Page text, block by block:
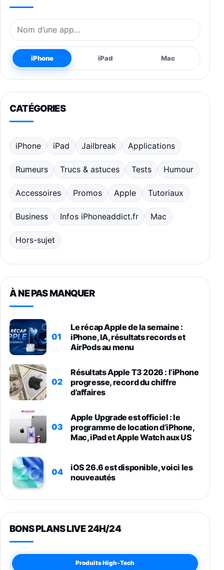
Nom de l’application
iPhone iPad Mac
CATÉGORIES
iPhone iPad Jailbreak Applications
Rumeurs Trucs & astuces Tests Humour
Accessoires Promos Apple Tutoriaux
Business Infos iPhoneaddict.fr Mac
Hors-sujet
À NE PAS MANQUER
01
Le récap Apple de la semaine :
iPhone, IA, résultats records et
AirPods au menu
02
Résultats Apple T3 2026 : l’iPhone
progresse, record du chiffre
d’affaires
03
Apple Upgrade est officiel : le
programme de location d’iPhone,
Mac, iPad et Apple Watch aux US
04
iOS 26.6 est disponible, voici les
nouveautés
BONS PLANS LIVE 24H/24
Produits High-Tech